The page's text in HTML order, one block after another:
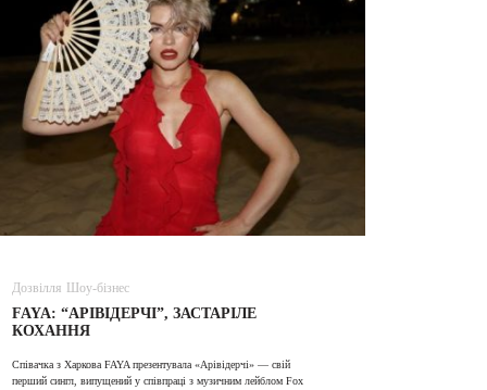
Дозвілля Шоу-бізнес
FAYA: “АРІВІДЕРЧІ”, ЗАСТАРІЛЕ
КОХАННЯ
Співачка з Харкова FAYA презентувала «Арівідерчі» — свій
перший сингл, випущений у співпраці з музичним лейблом Fox